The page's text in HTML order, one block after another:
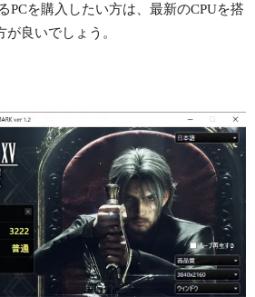
PCを購入したい方は、最新のCPUを搭
良いでしょう。